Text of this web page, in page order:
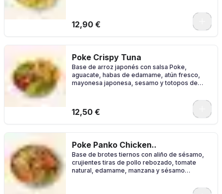
12,90 €
Poke Crispy Tuna
Base de arroz japonés con salsa Poke,
aguacate, habas de edamame, atún fresco,
mayonesa japonesa, sesamo y totopos de
12,50 €
Poke Panko Chicken..
Base de brotes tiernos con aliño de sésamo,
crujientes tiras de pollo rebozado, tomate
natural, edamame, manzana y sésamo